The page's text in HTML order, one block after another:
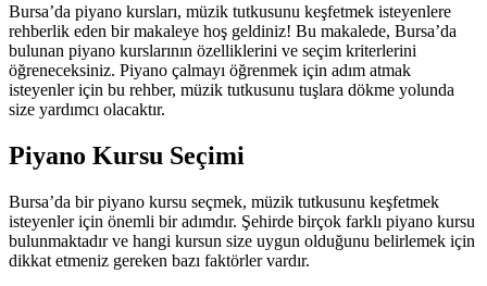
Bursa’da piyano kursları, müzik tutkusunu keşfetmek isteyenlere
rehberlik eden bir makaleye hoş geldiniz! Bu makalede, Bursa’da
bulunan piyano kurslarının özelliklerini ve seçim kriterlerini
öğreneceksiniz. Piyano çalmayı öğrenmek için adım atmak
isteyenler için bu rehber, müzik tutkusunu tuşlara dökme yolunda
size yardımcı olacaktır.
Piyano Kursu Seçimi
Bursa’da bir piyano kursu seçmek, müzik tutkusunu keşfetmek
isteyenler için önemli bir adımdır. Şehirde birçok farklı piyano kursu
bulunmaktadır ve hangi kursun size uygun olduğunu belirlemek için
dikkat etmeniz gereken bazı faktörler vardır.